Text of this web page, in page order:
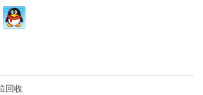
回收